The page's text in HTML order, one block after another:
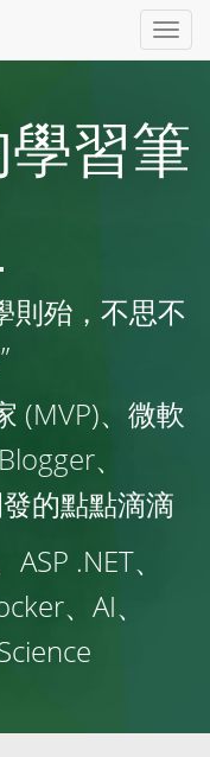
習筆
則殆，不思不
(MVP)、微軟
、
的點點滴滴
.NET、
、AI、